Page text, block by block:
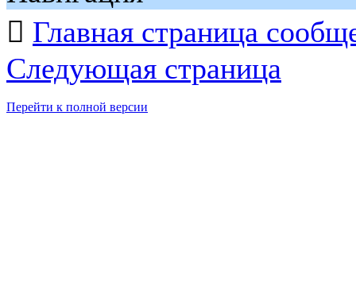
 Главная страница
Следующая страница
Перейти к полной версии